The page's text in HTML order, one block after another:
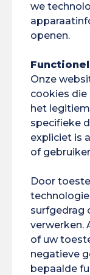
we
openen.
Onze
cookies
het
specifieke
expliciet is
of
Door
surfgedrag
verwerken.
of uw
negatieve
bepaalde
Frans
05/07/2024
Tags
ACAI AIBSI
BIS Brazilië
Conferentie